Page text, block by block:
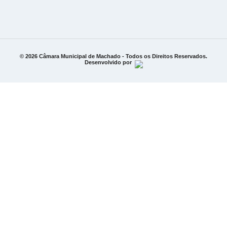
© 2026 Câmara Municipal de Machado - Todos os Direitos Reservados.
Desenvolvido por